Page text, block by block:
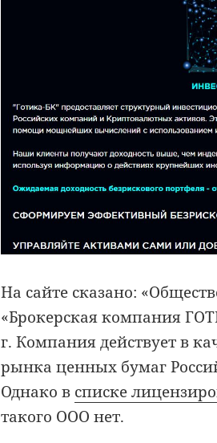
На сайте сказано:
«Брокерская компания
г. Компания действует в
рынка ценных бумаг
Однако в списке
такого ООО нет.